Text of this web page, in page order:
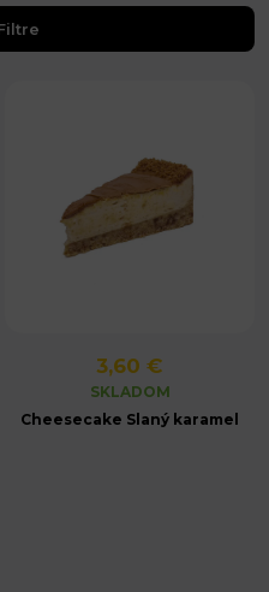
3,60 €
SKLADOM
Cheesecake Slaný karamel